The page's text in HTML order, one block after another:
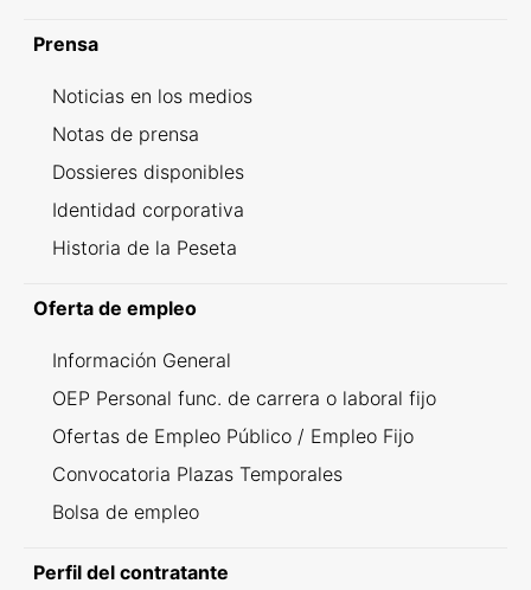
Prensa
Noticias en los medios
Notas de prensa
Dossieres disponibles
Identidad corporativa
Historia de la Peseta
Oferta de empleo
Información General
OEP Personal func. de carrera o laboral fijo
Ofertas de Empleo Público / Empleo Fijo
Convocatoria Plazas Temporales
Bolsa de empleo
Perfil del contratante